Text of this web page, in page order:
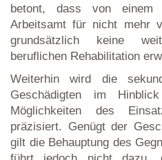
betont, dass von einem
Arbeitsamt für nicht mehr
grundsätzlich keine
beruflichen Rehabilitation
Weiterhin wird die
Geschädigten im
Möglichkeiten des
präzisiert. Genügt der
gilt die Behauptung des